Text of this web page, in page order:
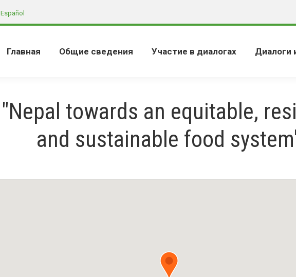
Español
Главная Общие сведения Участие в диалогах Диалоги
"Nepal towards an equitable,
and sustainable food